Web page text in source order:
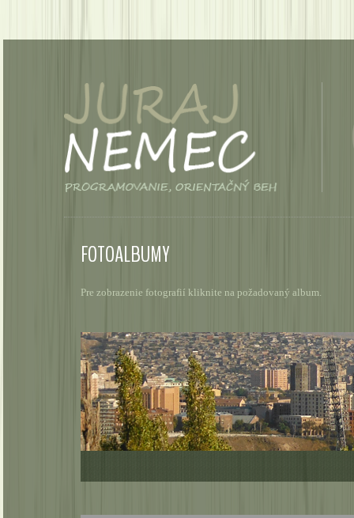
FOTOALBUMY
Pre zobrazenie fotografií kliknite na požadovaný album.